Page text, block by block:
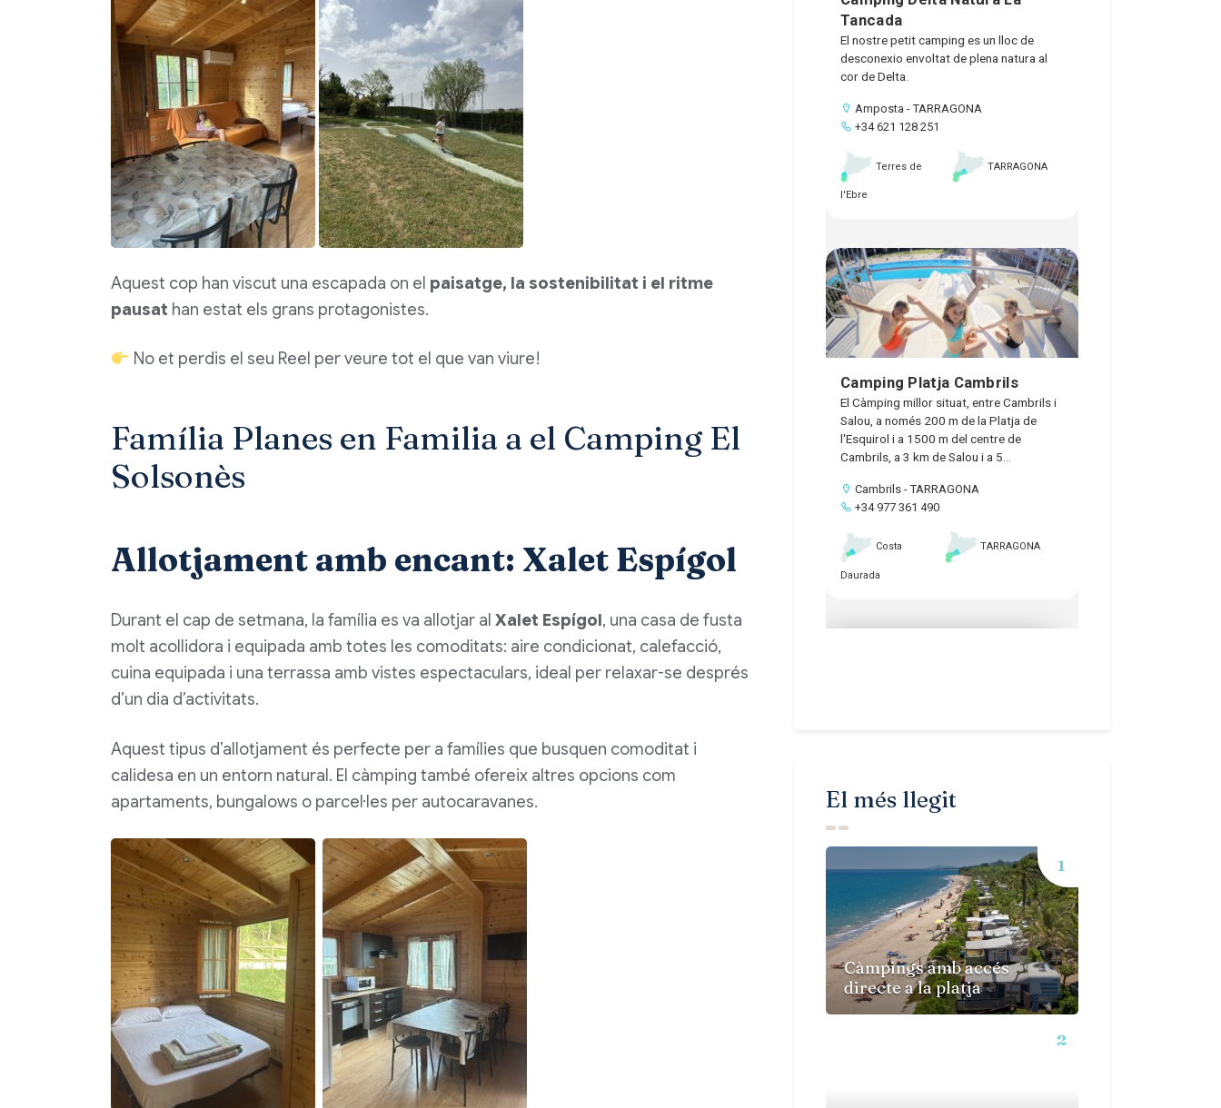
Aquest cop han viscut una escapada on el paisatge, la sostenibilitat i el ritme
pausat han estat els grans protagonistes.
No et perdis el seu Reel per veure tot el que van viure!
Família Planes en Familia a el Camping El
Solsonès
Allotjament amb encant: Xalet Espígol
Durant el cap de setmana, la família es va allotjar al Xalet Espígol, una casa de fusta
molt acollidora i equipada amb totes les comoditats: aire condicionat, calefacció,
cuina equipada i una terrassa amb vistes espectaculars, ideal per relaxar-se després
d’un dia d’activitats.
Aquest tipus d’allotjament és perfecte per a famílies que busquen comoditat i
calidesa en un entorn natural. El càmping també ofereix altres opcions com
apartaments, bungalows o parcel·les per autocaravanes.
El més llegit
Càmpings amb accés
directe a la platja